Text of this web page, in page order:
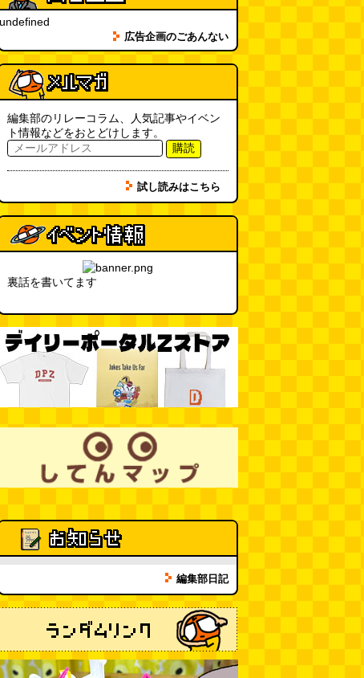
～チャーハン部活動報告（傑作
ちょこ煎がカインズPBで販売し
てました(読者投稿)
世田谷区民会館行きのバスは1日
1本(べつやく れい)
「モグラ駅」で有名な土合駅……
実は真の秘境駅はお隣の湯檜曽駅
だった(ぼっちのazumiさん)
(08.04 11:00)
【大調査】現代人は普通に生活し
ていると一日に何曲聞くことにな
るのか？
ベランダに咲いた小さな花
（2026.8.4 朝エッセイ/西村まさ
ゆき）(西村まさゆき) (08.04
10:00)
SDカードのケチャップ和え / う
っかりデイリー 2026年8月1日号
現役、コスモスの自販機
(08.03 16:00)
16:00)
(んちゅたぐい)
(08.03 11:00)
ミンティアで汗がおさえられるの
(べつやく れい) (08.03
11:00)
undefined
広告企画のごあんない
編集部のリレーコラム、人気記事やイベン
ト情報などをおとどけします。
購読
試し読みはこちら
裏話を書いてます
編集部日記